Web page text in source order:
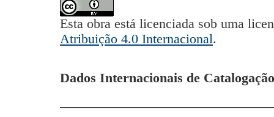
Esta obra está licenciada sob uma
Atribuição 4.0 Internacional.
Dados Internacionais de